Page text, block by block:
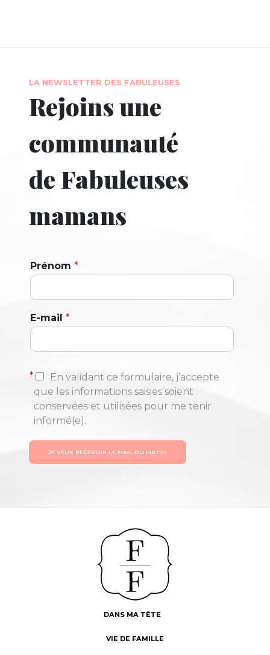
LA NEWSLETTER DES FABULEUSES
Rejoins une
communauté
de Fabuleuses
mamans
Prénom *
E-mail *
*
En validant ce formulaire, j’accepte
que les informations saisies soient
conservées et utilisées pour me tenir
informé(e).
JE VEUX RECEVOIR LE MAIL DU MATIN
DANS MA TÊTE
VIE DE FAMILLE